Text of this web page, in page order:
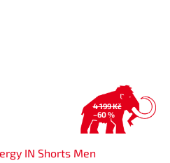
4 199 Kč
–60 %
IN Shorts Men